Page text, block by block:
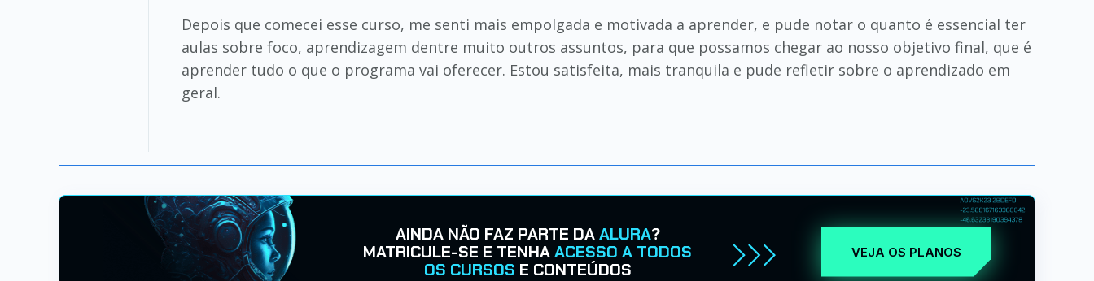
Depois que comecei esse curso, me senti mais empolgada e motivada a aprender, e pude notar o quanto é essencial ter
aulas sobre foco, aprendizagem dentre muito outros assuntos, para que possamos chegar ao nosso objetivo final, que é
aprender tudo o que o programa vai oferecer. Estou satisfeita, mais tranquila e pude refletir sobre o aprendizado em
geral.
AINDA NÃO FAZ PARTE DAALURA?
MATRICULE-SE E TENHAACESSO A TODOS
OS CURSOS E CONTEÚDOS
VEJA OS PLANOS